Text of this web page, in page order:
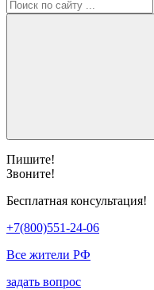
Пишите!
Звоните!
Бесплатная консультация!
+7(800)551-24-06
Все жители РФ
задать вопрос